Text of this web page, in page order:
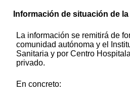
Información de situación de
La información se remitirá de
comunidad autónoma y el
Sanitaria y por Centro
privado.
En concreto: